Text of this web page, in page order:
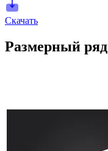
Скачать
Размерный ряд